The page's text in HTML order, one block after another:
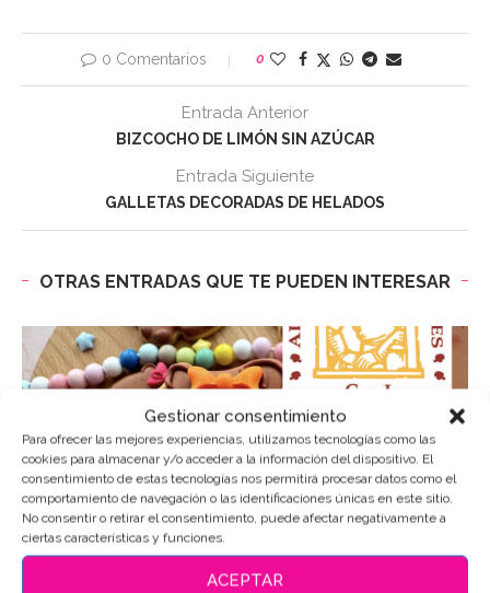
Gestionar consentimiento
Para ofrecer las mejores experiencias, utilizamos tecnologías como las
cookies para almacenar y/o acceder a la información del dispositivo. El
consentimiento de estas tecnologías nos permitirá procesar datos como el
comportamiento de navegación o las identificaciones únicas en este sitio.
No consentir o retirar el consentimiento, puede afectar negativamente a
ciertas características y funciones.
ACEPTAR
0 Comentarios 0
Entrada Anterior
BIZCOCHO DE LIMÓN SIN AZÚCAR
Entrada Siguiente
GALLETAS DECORADAS DE HELADOS
OTRAS ENTRADAS QUE TE PUEDEN INTERESAR